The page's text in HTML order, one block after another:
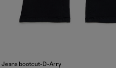
Jeans bootcut-D-Arry